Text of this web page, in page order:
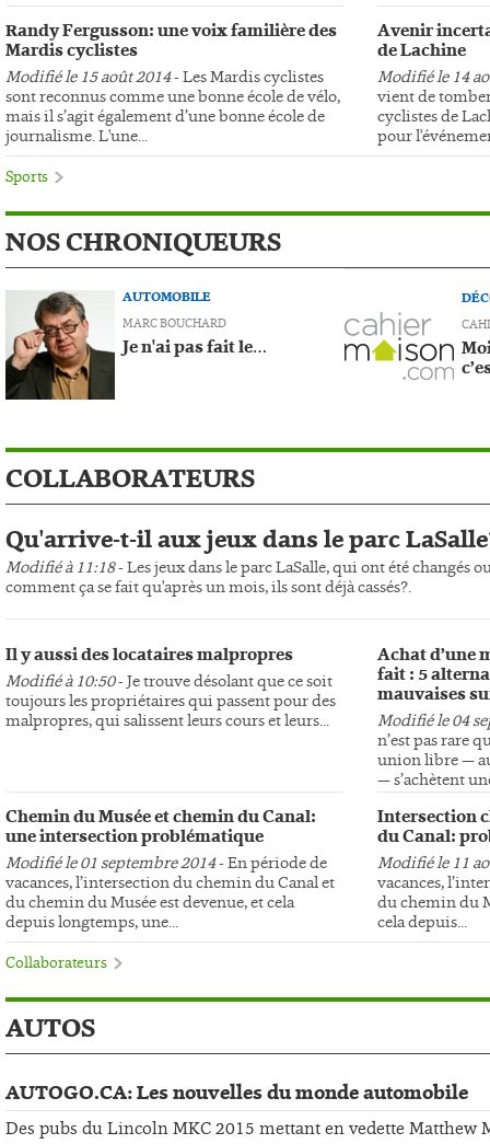
Randy Fergusson: une voix familière des
Mardis cyclistes
Modifié le 15 août 2014- Les Mardis cyclistes
sont reconnus comme une bonne école de vélo,
mais il s’agit également d’une bonne école de
journalisme. L'une...
Avenir
de Lachine
Modifié le 14
vient de
cyclistes de
pour
Sports
NOS CHRONIQUEURS
AUTOMOBILE
MARC BOUCHARD
Je n'ai pas fait le…
COLLABORATEURS
Qu'arrive-t-il aux jeux dans le parc
Modifié à 11:18- Les jeux dans le parc LaSalle, qui ont été changés
comment ça se fait qu'après un mois, ils sont déjà cassés?.
Il y aussi des locataires malpropres
Modifié à 10:50- Je trouve désolant que ce soit
toujours les propriétaires qui passent pour des
malpropres, qui salissent leurs cours et leurs...
Chemin du Musée et chemin du Canal:
une intersection problématique
Modifié le 01 septembre 2014- En période de
vacances, l’intersection du chemin du Canal et
du chemin du Musée est devenue, et cela
depuis longtemps, une...
Achat d’une
fait : 5
mauvaises
Modifié le 04
n’est pas rare
union libre —
— s’achètent
Intersection
du Canal:
Modifié le 11
vacances,
du chemin du
cela depuis...
Collaborateurs
AUTOS
AUTOGO.CA: Les nouvelles du monde automobile
Des pubs du Lincoln MKC 2015 mettant en vedette Matthew